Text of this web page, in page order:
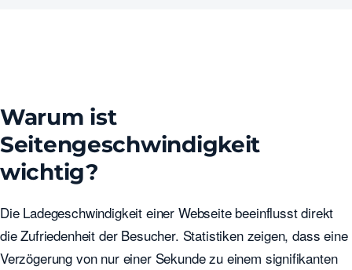
Warum ist
Seitengeschwindigkeit
wichtig?
Die Ladegeschwindigkeit einer Webseite beeinflusst direkt
die Zufriedenheit der Besucher. Statistiken zeigen, dass eine
Verzögerung von nur einer Sekunde zu einem signifikanten